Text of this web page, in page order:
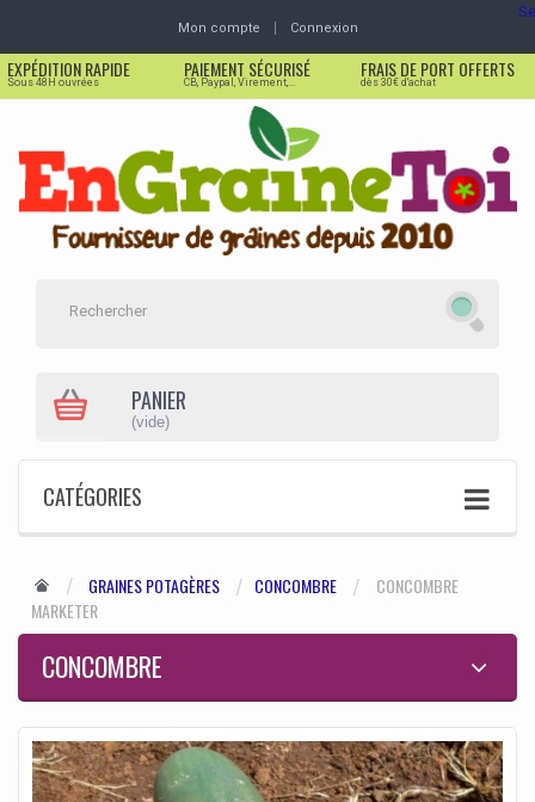
Mon compte Connexion
EXPÉDITION RAPIDE
Sous 48H ouvrées
PAIEMENT SÉCURISÉ
CB, Paypal, Virement,...
FRAIS DE PORT OFFERTS
dès 30€ d'achat
PANIER
(vide)
CATÉGORIES
GRAINES POTAGÈRES CONCOMBRE
CONCOMBRE
MARKETER
CONCOMBRE